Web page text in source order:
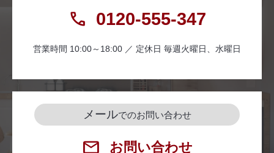
0120-555-347
営業時間 10:00～18:00 ／ 定休日 毎週火曜日、水曜日
メールでのお問い合わせ
お問い合わせ